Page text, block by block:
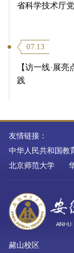
省科学技术厅
07.13
【访一线·展
践
友情链接：
中华人民共和国教
北京师范大学
赭山校区